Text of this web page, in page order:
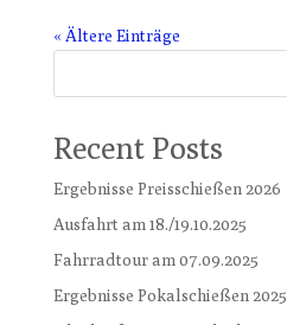
« Ältere Einträge
Recent Posts
Ergebnisse Preisschießen 2026
Ausfahrt am 18./19.10.2025
Fahrradtour am 07.09.2025
Ergebnisse Pokalschießen 2025